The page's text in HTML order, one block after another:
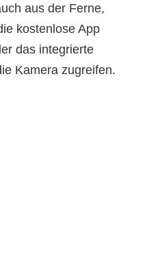
aus der Ferne,
kostenlose App
das integrierte
Kamera zugreifen.